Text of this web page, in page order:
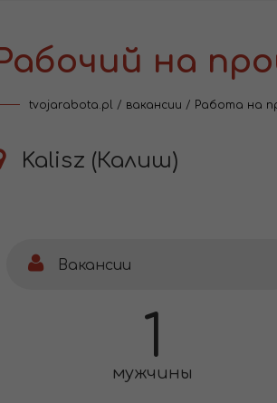
на
tvojarabota.pl / вакансии / Работа на
Kalisz (Калиш)
Вакансии
1
мужчины